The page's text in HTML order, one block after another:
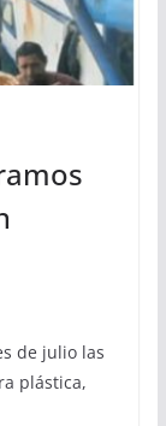
de julio las
plástica,